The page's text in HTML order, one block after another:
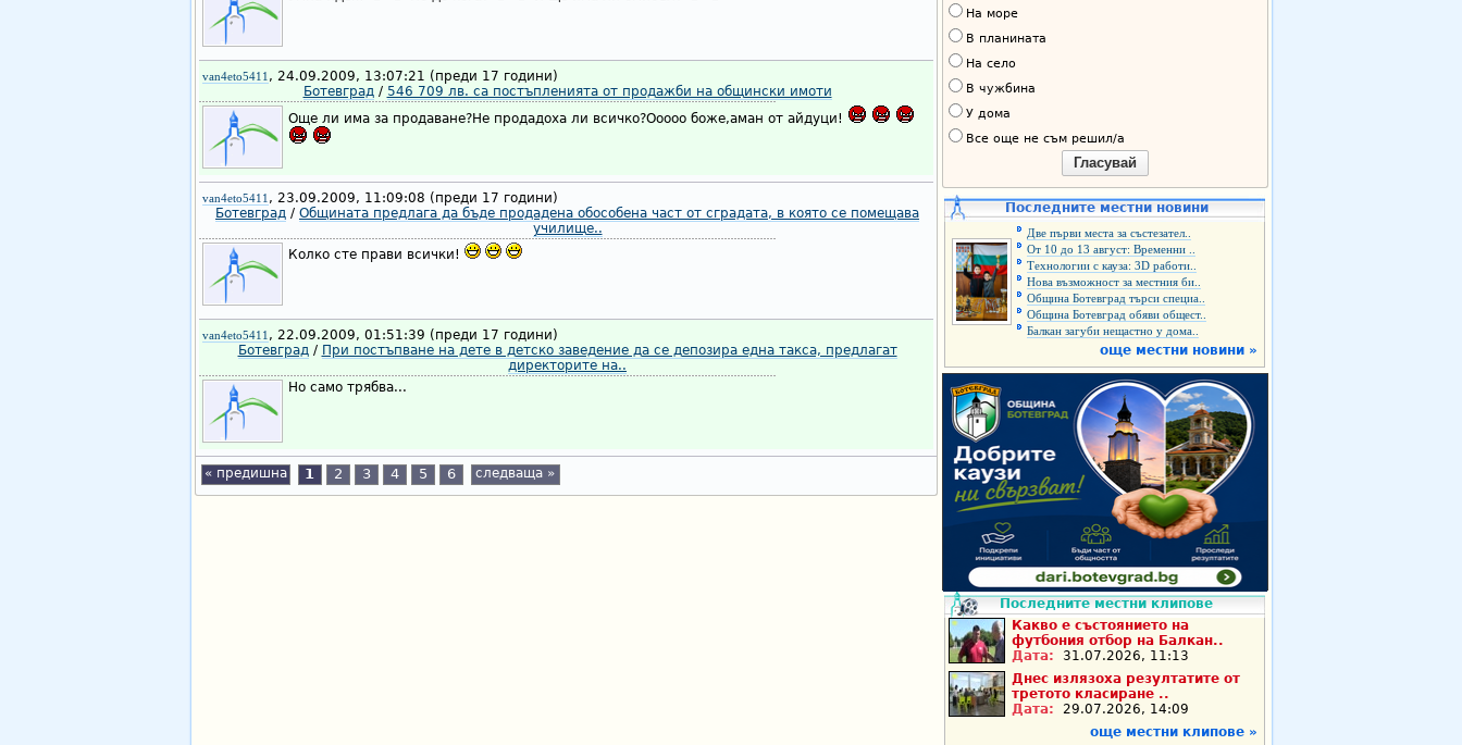
van4eto5411 , 24.09.2009, 13:07:21 (преди 17 години)
Ботевград/ 546 709 лв. са постъпленията от продажби на общински имоти
Още ли има за продаване?Не продадоха ли всичко?Ооооо боже,аман от айдуци!
van4eto5411 , 23.09.2009, 11:09:08 (преди 17 години)
Ботевград / Общината предлага да бъде продадена обособена част от сградата, в която се помещава
училище..
Колко сте прави всички!
van4eto5411 , 22.09.2009, 01:51:39 (преди 17 години)
Ботевград/ При постъпване на дете в детско заведение да се депозира една такса, предлагат
директорите на..
Но само трябва...
« предишна 1 2 3 4 5 6 следваща »
На море
В планината
На село
В чужбина
У дома
Все още не съм решил/а
Гласувай
Последните местни новини
Две първи места за състезател..
От 10 до 13 август: Временни ..
Технологии с кауза: 3D работи..
Нова възможност за местния би..
Община Ботевград търси специа..
Община Ботевград обяви общест..
Балкан загуби нещастно у дома..
още местни новини »
Последните местни клипове
Какво е състоянието на
футбония отбор на Балкан..
Дата:
31.07.2026, 11:13
Днес излязоха резултатите от
третото класиране ..
Дата:
29.07.2026, 14:09
още местни клипове »